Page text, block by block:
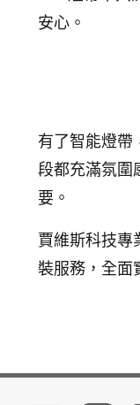
安心。
有了智能燈帶
段都充滿氛圍
要。
賈維斯科技專
裝服務，全面